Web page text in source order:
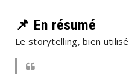
📌 En résumé
Le storytelling, bien